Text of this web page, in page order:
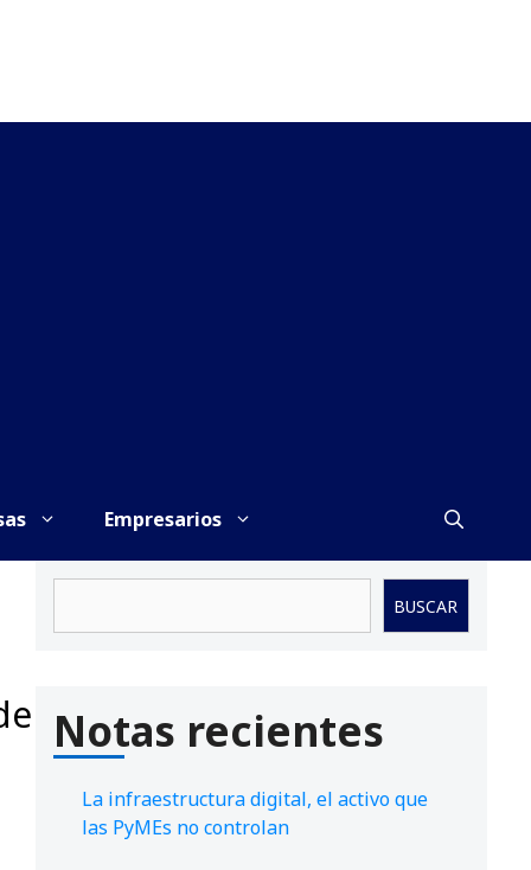
Empresarios
BUSCAR
Notas recientes
La infraestructura digital, el activo que
las PyMEs no controlan